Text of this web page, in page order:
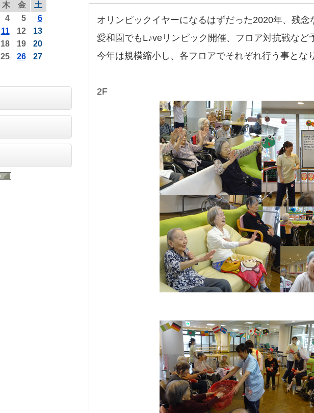
オリンピックイヤーになるはずだった2020年、残
愛和園でもL♪veリンピック開催、フロア対抗戦など
今年は規模縮小し、各フロアでそれぞれ行う事とな
2F
木 金
土
4 5
6
11 12
13
18 19
20
25 26
27